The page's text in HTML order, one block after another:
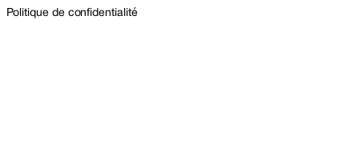
Politique de confidentialité